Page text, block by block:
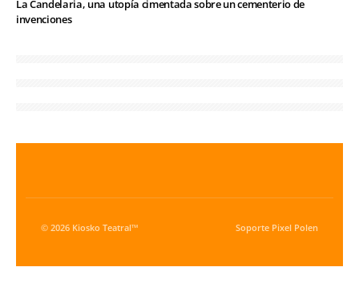
La Candelaria, una utopía cimentada sobre un cementerio de
invenciones
© 2026 Kiosko Teatral™ Soporte Pixel Polen